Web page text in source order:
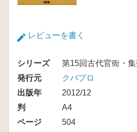
レビューを書く
シリーズ
第15回古代官衙・
発行元
クバプロ
出版年
2012/12
判
A4
ページ
504